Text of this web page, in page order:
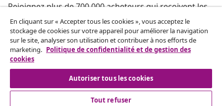
Rejoignez plus de 700 000 acheteurs qui reçoivent les
offres hebdomadaires, les promotions saisonnières et
les nouveautés de vidaXL.
Nos comptes de réseaux sociaux
En cliquant sur « Accepter tous les cookies », vous acceptez le
stockage de cookies sur votre appareil pour améliorer la navigation
sur le site, analyser son utilisation et contribuer à nos efforts de
marketing. Politique de confidentialité et de gestion des
cookies
Autoriser tous les cookies
Tout refuser